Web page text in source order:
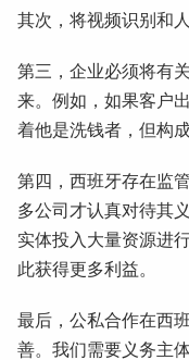
其次，将视频识别和
第三，企业必须将有
来。例如，如果客户
着他是洗钱者，但构
第四，西班牙存在监
多公司才认真对待其
实体投入大量资源进
此获得更多利益。
最后，公私合作在西
善。我们需要义务主